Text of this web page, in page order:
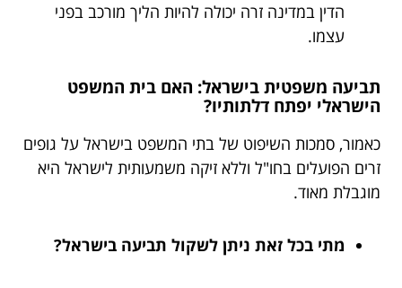
הדין במדינה זרה יכולה להיות הליך מורכב בפני
עצמו.
תביעה משפטית בישראל: האם בית המשפט
הישראלי יפתח דלתותיו?
כאמור, סמכות השיפוט של בתי המשפט בישראל על גופים
זרים הפועלים בחו"ל וללא זיקה משמעותית לישראל היא
מוגבלת מאוד.
מתי בכל זאת ניתן לשקול תביעה בישראל?